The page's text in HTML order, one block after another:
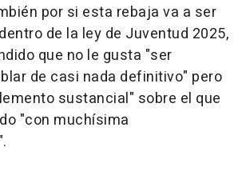
por si esta rebaja va a ser
de la ley de Juventud 2025,
que no le gusta "ser
de casi nada definitivo" pero
sustancial" sobre el que
"con muchísima